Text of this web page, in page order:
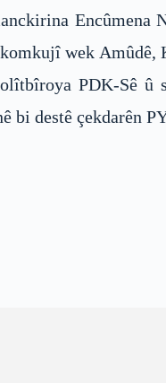
wek
PDK-Sê
bi destê çekdarên